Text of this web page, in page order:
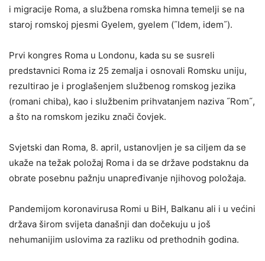
i migracije Roma, a službena romska himna temelji se na
staroj romskoj pjesmi Gyelem, gyelem (˝Idem, idem˝).
Prvi kongres Roma u Londonu, kada su se susreli
predstavnici Roma iz 25 zemalja i osnovali Romsku uniju,
rezultirao je i proglašenjem službenog romskog jezika
(romani chiba), kao i službenim prihvatanjem naziva ˝Rom˝,
a što na romskom jeziku znači čovjek.
Svjetski dan Roma, 8. april, ustanovljen je sa ciljem da se
ukaže na težak položaj Roma i da se države podstaknu da
obrate posebnu pažnju unapređivanje njihovog položaja.
Pandemijom koronavirusa Romi u BiH, Balkanu ali i u većini
država širom svijeta današnji dan dočekuju u još
nehumanijim uslovima za razliku od prethodnih godina.